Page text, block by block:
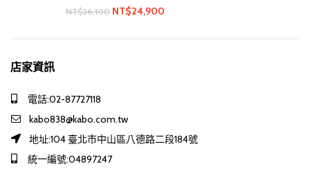
NT$26,100 NT$24,900
店家資訊
電話:02-87727118
kabo838@kabo.com.tw
地址:104 臺北市中山區八德路二段184號
統一編號:04897247